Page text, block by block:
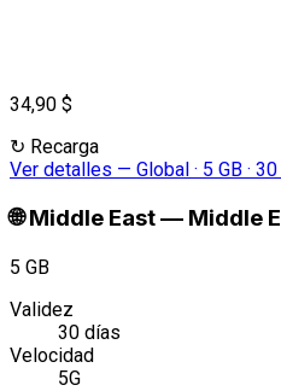
34,90 $
↻ Recarga
Ver detalles — Global · 5 GB ·
🌐 Middle East— Middle
5 GB
Validez
30 días
Velocidad
5G